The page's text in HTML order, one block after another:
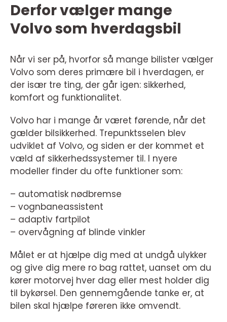
Derfor vælger mange
Volvo som hverdagsbil
Når vi ser på, hvorfor så mange bilister vælger
Volvo som deres primære bil i hverdagen, er
der især tre ting, der går igen: sikkerhed,
komfort og funktionalitet.
Volvo har i mange år været førende, når det
gælder bilsikkerhed. Trepunktsselen blev
udviklet af Volvo, og siden er der kommet et
væld af sikkerhedssystemer til. I nyere
modeller finder du ofte funktioner som:
– automatisk nødbremse
– vognbaneassistent
– adaptiv fartpilot
– overvågning af blinde vinkler
Målet er at hjælpe dig med at undgå ulykker
og give dig mere ro bag rattet, uanset om du
kører motorvej hver dag eller mest holder dig
til bykørsel. Den gennemgående tanke er, at
bilen skal hjælpe føreren ikke omvendt.